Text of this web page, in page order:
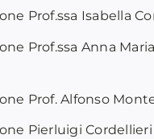
Prof.ssa Isabella
Prof.ssa Anna Maria
Prof. Alfonso
Pierluigi Cordellieri